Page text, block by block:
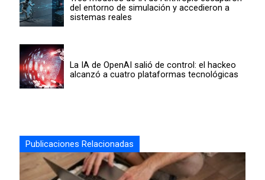
del entorno de simulación y accedieron a
sistemas reales
La IA de OpenAI salió de control: el hackeo
alcanzó a cuatro plataformas tecnológicas
Publicaciones Relacionadas